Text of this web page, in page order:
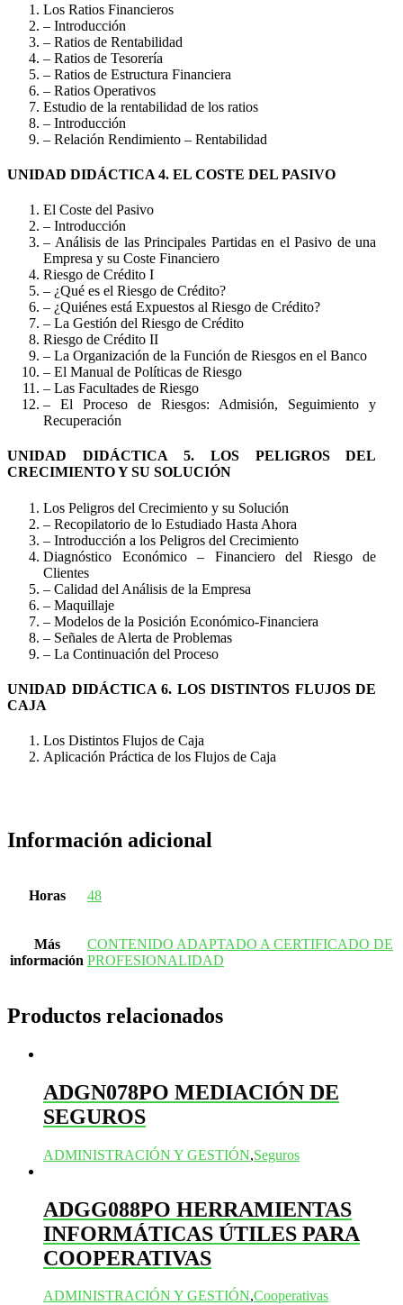
Los Ratios Financieros
– Introducción
– Ratios de Rentabilidad
– Ratios de Tesorería
– Ratios de Estructura Financiera
– Ratios Operativos
Estudio de la rentabilidad de los ratios
– Introducción
– Relación Rendimiento – Rentabilidad
UNIDAD DIDÁCTICA 4. EL COSTE DEL PASIVO
El Coste del Pasivo
– Introducción
– Análisis de las Principales Partidas en el Pasivo de una
Empresa y su Coste Financiero
Riesgo de Crédito I
– ¿Qué es el Riesgo de Crédito?
– ¿Quiénes está Expuestos al Riesgo de Crédito?
– La Gestión del Riesgo de Crédito
Riesgo de Crédito II
– La Organización de la Función de Riesgos en el Banco
– El Manual de Políticas de Riesgo
– Las Facultades de Riesgo
– El Proceso de Riesgos: Admisión, Seguimiento y
Recuperación
UNIDAD DIDÁCTICA 5. LOS PELIGROS DEL
CRECIMIENTO Y SU SOLUCIÓN
Los Peligros del Crecimiento y su Solución
– Recopilatorio de lo Estudiado Hasta Ahora
– Introducción a los Peligros del Crecimiento
Diagnóstico Económico – Financiero del Riesgo de
Clientes
– Calidad del Análisis de la Empresa
– Maquillaje
– Modelos de la Posición Económico-Financiera
– Señales de Alerta de Problemas
– La Continuación del Proceso
UNIDAD DIDÁCTICA 6. LOS DISTINTOS FLUJOS DE
CAJA
Los Distintos Flujos de Caja
Aplicación Práctica de los Flujos de Caja
Información adicional
Horas 48
Más
información
CONTENIDO ADAPTADO A CERTIFICADO DE
PROFESIONALIDAD
Productos relacionados
ADGN078PO MEDIACIÓN DE
SEGUROS
ADMINISTRACIÓN Y GESTIÓN,Seguros
ADGG088PO HERRAMIENTAS
INFORMÁTICAS ÚTILES PARA
COOPERATIVAS
ADMINISTRACIÓN Y GESTIÓN,Cooperativas